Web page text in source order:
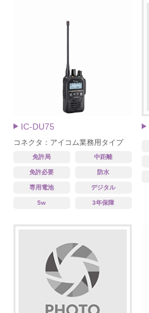
IC-DU75
コネクタ：アイコム業務用タイプ
免許局 中距離
免許必要 防水
専用電池 デジタル
5w 3年保障